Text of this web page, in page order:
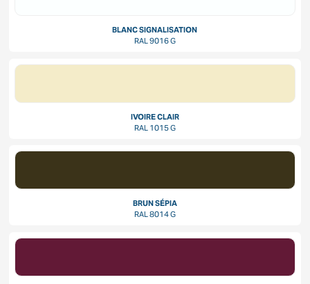
BLANC SIGNALISATION
RAL 9016 G
IVOIRE CLAIR
RAL 1015 G
BRUN SÉPIA
RAL 8014 G